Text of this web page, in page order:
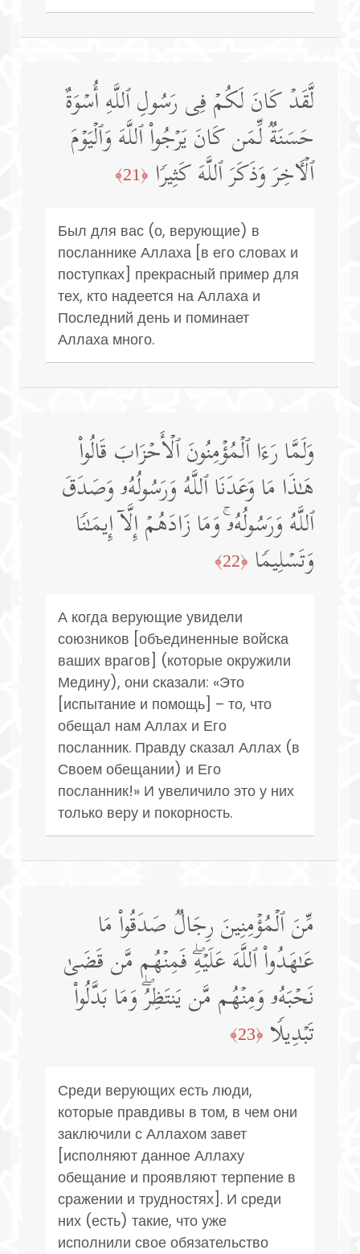
لَّقَدۡ كَانَ لَكُمۡ فِی رَسُولِ ٱللَّهِ أُسۡوَةٌ
حَسَنَةࣱ لِّمَن كَانَ یَرۡجُوا۟ ٱللَّهَ وَٱلۡیَوۡمَ
ٱلۡـَٔاخِرَ وَذَكَرَ ٱللَّهَ كَثِیرࣰا ﴿21﴾
Был для вас (о, верующие) в
посланнике Аллаха [в его словах и
поступках] прекрасный пример для
тех, кто надеется на Аллаха и
Последний день и поминает
Аллаха много.
وَلَمَّا رَءَا ٱلۡمُؤۡمِنُونَ ٱلۡأَحۡزَابَ قَالُوا۟
هَـٰذَا مَا وَعَدَنَا ٱللَّهُ وَرَسُولُهُۥ وَصَدَقَ
ٱللَّهُ وَرَسُولُهُۥۚ وَمَا زَادَهُمۡ إِلَّاۤ إِیمَـٰنࣰا
وَتَسۡلِیمࣰا ﴿22﴾
А когда верующие увидели
союзников [объединенные войска
ваших врагов] (которые окружили
Медину), они сказали: «Это
[испытание и помощь] – то, что
обещал нам Аллах и Его
посланник. Правду сказал Аллах (в
Своем обещании) и Его
посланник!» И увеличило это у них
только веру и покорность.
مِّنَ ٱلۡمُؤۡمِنِینَ رِجَالࣱ صَدَقُوا۟ مَا
عَـٰهَدُوا۟ ٱللَّهَ عَلَیۡهِۖ فَمِنۡهُم مَّن قَضَىٰ
نَحۡبَهُۥ وَمِنۡهُم مَّن یَنتَظِرُۖ وَمَا بَدَّلُوا۟
تَبۡدِیلࣰا ﴿23﴾
Среди верующих есть люди,
которые правдивы в том, в чем они
заключили с Аллахом завет
[исполняют данное Аллаху
обещание и проявляют терпение в
сражении и трудностях]. И среди
них (есть) такие, что уже
исполнили свое обязательство